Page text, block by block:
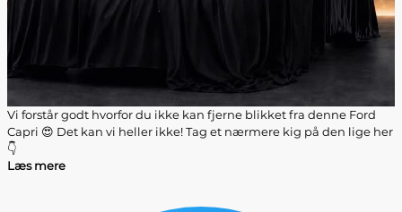
Vi forstår godt hvorfor du ikke kan fjerne blikket fra denne Ford
Capri 😍 Det kan vi heller ikke! Tag et nærmere kig på den lige her
👇
Læs mere